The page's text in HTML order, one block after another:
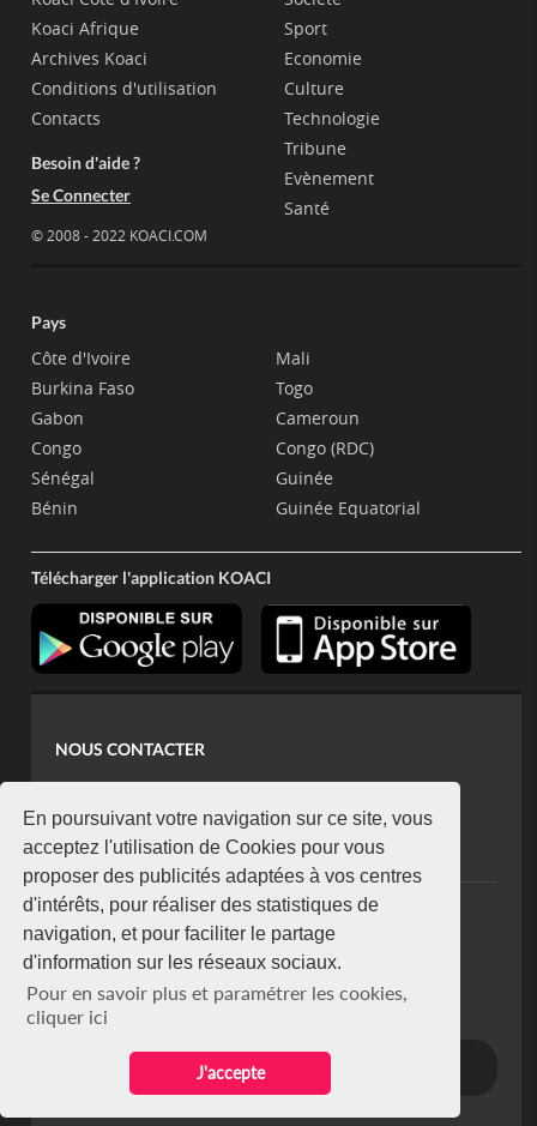
En poursuivant votre navigation sur ce site, vous
acceptez l'utilisation de Cookies pour vous
proposer des publicités adaptées à vos centres
d'intérêts, pour réaliser des statistiques de
navigation, et pour faciliter le partage
d'information sur les réseaux sociaux.
Pour en savoir plus et paramétrer les cookies,
cliquer ici
J'accepte
Koaci Afrique
Archives Koaci
Conditions d'utilisation
Contacts
Besoin d'aide ?
Se Connecter
© 2008 - 2022 KOACI.COM
Sport
Economie
Culture
Technologie
Tribune
Evènement
Santé
Pays
Côte d'Ivoire
Burkina Faso
Gabon
Congo
Sénégal
Bénin
Mali
Togo
Cameroun
Congo (RDC)
Guinée
Guinée Equatorial
Télécharger l'application KOACI
NOUS CONTACTER
koaci@yahoo.fr
+225 07 08 85 52 93
NEWSLETTER
Restez connecté via notre newsletter
S'abonner
Se désabonner